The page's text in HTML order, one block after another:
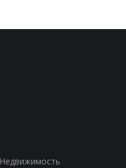
Недвижимость